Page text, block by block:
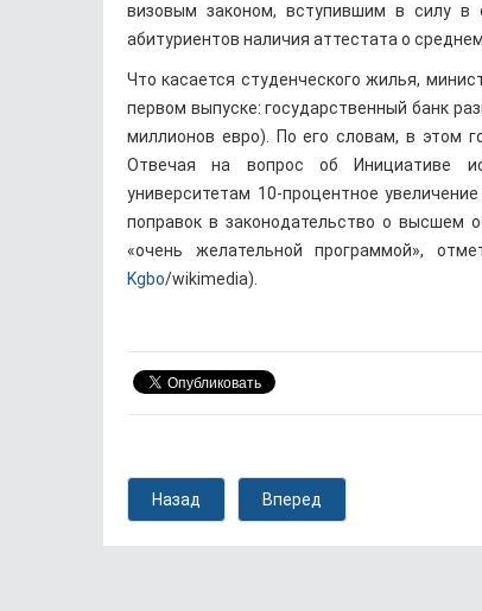
визовым законом, вступившим в силу в
абитуриентов наличия аттестата о
Что касается студенческого жилья,
первом выпуске: государственный банк
миллионов евро). По его словам, в этом
Отвечая на вопрос об Инициативе
университетам 10-процентное
поправок в законодательство о высшем
«очень желательной программой»,
Kgbo/wikimedia).
Назад Вперед